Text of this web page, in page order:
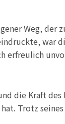
Weg, der
war
erfreulich
die Kraft
Trotz